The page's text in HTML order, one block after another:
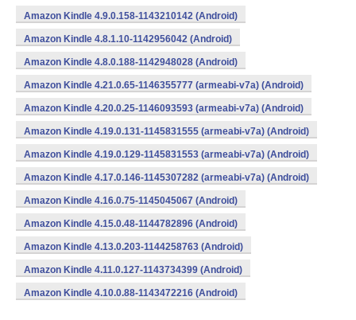
Amazon Kindle 4.9.0.158-1143210142 (Android)
Amazon Kindle 4.8.1.10-1142956042 (Android)
Amazon Kindle 4.8.0.188-1142948028 (Android)
Amazon Kindle 4.21.0.65-1146355777 (armeabi-v7a) (Android)
Amazon Kindle 4.20.0.25-1146093593 (armeabi-v7a) (Android)
Amazon Kindle 4.19.0.131-1145831555 (armeabi-v7a) (Android)
Amazon Kindle 4.19.0.129-1145831553 (armeabi-v7a) (Android)
Amazon Kindle 4.17.0.146-1145307282 (armeabi-v7a) (Android)
Amazon Kindle 4.16.0.75-1145045067 (Android)
Amazon Kindle 4.15.0.48-1144782896 (Android)
Amazon Kindle 4.13.0.203-1144258763 (Android)
Amazon Kindle 4.11.0.127-1143734399 (Android)
Amazon Kindle 4.10.0.88-1143472216 (Android)